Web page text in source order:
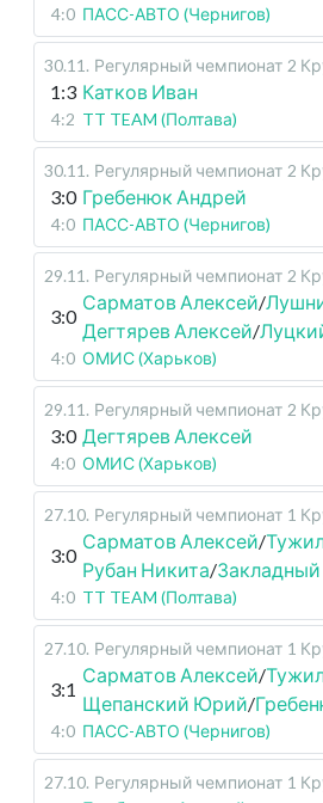
4:0 ПАСС-АВТО (Чернигов)
30.11 . Регулярный чемпионат 2
1:3 Катков Иван
4:2 TT TEAM (Полтава)
30.11 . Регулярный чемпионат 2
3:0 Гребенюк Андрей
4:0 ПАСС-АВТО (Чернигов)
29.11 . Регулярный чемпионат 2
3:0
Сарматов Алексей/
Дегтярев Алексей/
4:0 ОМИС (Харьков)
29.11 . Регулярный чемпионат 2
3:0 Дегтярев Алексей
4:0 ОМИС (Харьков)
27.10. Регулярный чемпионат 1
3:0
Сарматов Алексей/
Рубан Никита/
4:0 TT TEAM (Полтава)
27.10. Регулярный чемпионат 1
3:1
Сарматов Алексей/
Щепанский Юрий/
4:0 ПАСС-АВТО (Чернигов)
27.10. Регулярный чемпионат 1